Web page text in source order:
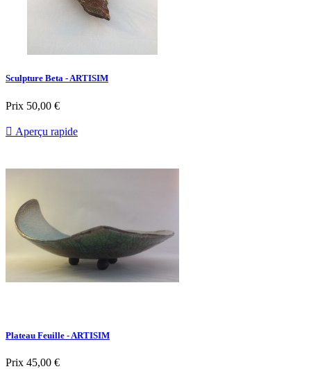
Sculpture Beta - ARTISIM
Prix 50,00 €
 Aperçu rapide
Plateau Feuille - ARTISIM
Prix 45,00 €